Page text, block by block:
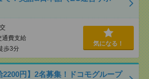
通費支給
歩3分
気になる！
2200円】2名募集！ドコモグループ